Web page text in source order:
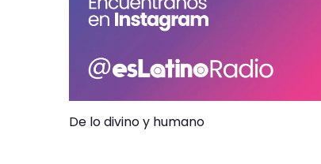
De lo divino y humano